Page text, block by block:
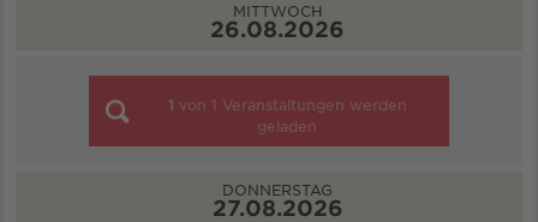
MITTWOCH
26.08.2026
1 von 1 Veranstaltungen werden
geladen
DONNERSTAG
27.08.2026